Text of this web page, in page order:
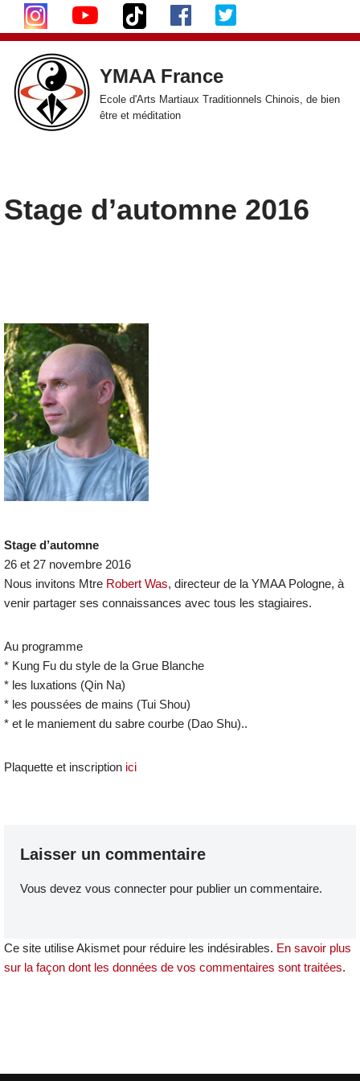
Aller
au
contenu
YMAA France
Ecole d'Arts Martiaux Traditionnels Chinois, de bien
être et méditation
Stage d’automne 2016
Stage d’automne
26 et 27 novembre 2016
Nous invitons Mtre Robert Was, directeur de la YMAA Pologne, à
venir partager ses connaissances avec tous les stagiaires.
Au programme
* Kung Fu du style de la Grue Blanche
* les luxations (Qin Na)
* les poussées de mains (Tui Shou)
* et le maniement du sabre courbe (Dao Shu)..
Plaquette et inscription ici
Laisser un commentaire
Vous devez vous connecterpour publier un commentaire.
Ce site utilise Akismet pour réduire les indésirables. En savoir plus
sur la façon dont les données de vos commentaires sont traitées.